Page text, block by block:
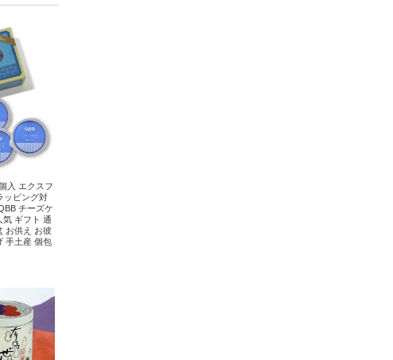
入 エクスフ
ッピング対
チーズケ
気 ギフト 通
お供え お彼
手土産 個包